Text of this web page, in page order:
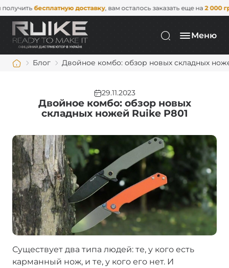
доставку, вам осталось заказать еще на2 000 грн. Не
Меню
Блог Двойное комбо: обзор новых складных
29.11.2023
Двойное комбо: обзор новых
складных ножей Ruike P801
Существует два типа людей: те, у кого есть
карманный нож, и те, у кого его нет. И